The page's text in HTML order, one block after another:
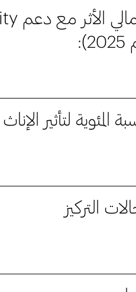
المئوية لتأثير الإناث
التركيز